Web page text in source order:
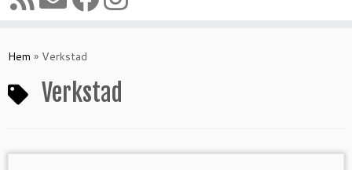
tillHem » Verkstad
Verkstad